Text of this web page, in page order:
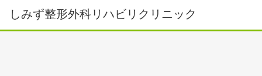
しみず整形外科リハビリクリニック